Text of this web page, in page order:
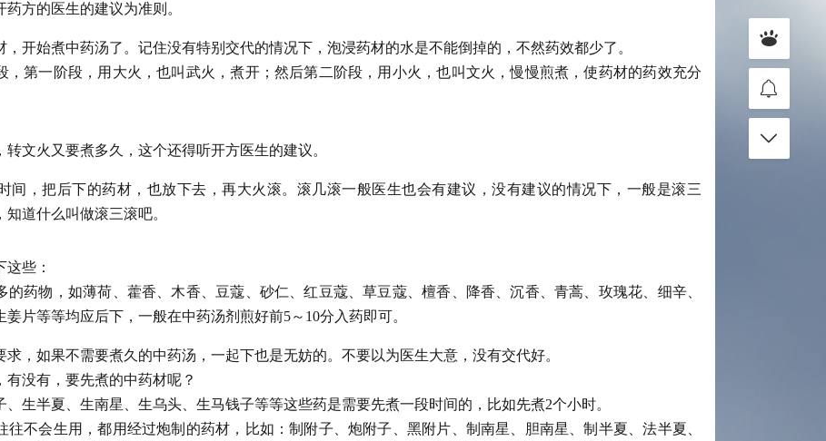
方的医生的建议为准则。
，开始煮中药汤了。记住没有特别交代的情况下，泡浸药材的水是不能倒掉的，不然药效都少了。
，第一阶段，用大火，也叫武火，煮开；然后第二阶段，用小火，也叫文火，慢慢煎煮，使药材的药效充分
文火又要煮多久，这个还得听开方医生的建议。
间，把后下的药材，也放下去，再大火滚。滚几滚一般医生也会有建议，没有建议的情况下，一般是滚三
道什么叫做滚三滚吧。
些：
的药物，如薄荷、藿香、木香、豆蔻、砂仁、红豆蔻、草豆蔻、檀香、降香、沉香、青蒿、玫瑰花、细辛、
片等等均应后下，一般在中药汤剂煎好前5～10分入药即可。
，如果不需要煮久的中药汤，一起下也是无妨的。不要以为医生大意，没有交代好。
没有，要先煮的中药材呢？
生半夏、生南星、生乌头、生马钱子等等这些药是需要先煮一段时间的，比如先煮2个小时。
往不会生用，都用经过炮制的药材，比如：制附子、炮附子、黑附片、制南星、胆南星、制半夏、法半夏、